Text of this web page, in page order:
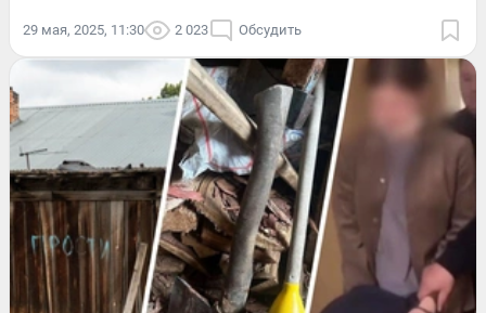
29 мая, 2025, 11:30 2 023 Обсудить